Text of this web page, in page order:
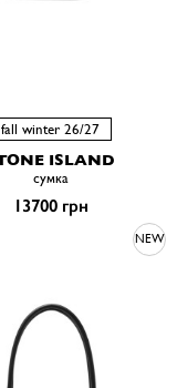
fall winter 26/27
ISLAND
сумка
13700 грн
NEW